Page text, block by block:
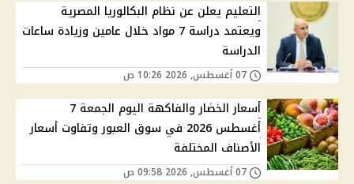
التعليم يعلن عن نظام البكالوريا المصرية
ويعتمد دراسة 7 مواد خلال عامين وزيادة ساعات
الدراسة
أسعار الخضار والفاكهة اليوم الجمعة 7
أغسطس 2026 في سوق العبور وتفاوت أسعار
الأصناف المختلفة